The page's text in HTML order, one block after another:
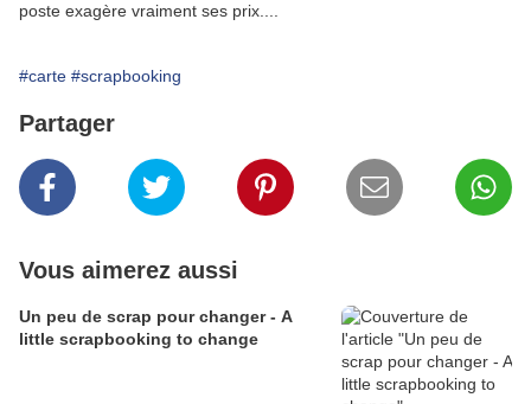
poste exagère vraiment ses prix....
#carte #scrapbooking
Partager
Vous aimerez aussi
Un peu de scrap pour changer - A
little scrapbooking to change